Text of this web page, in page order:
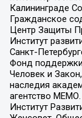
Калининграде
Гражданское
Центр Защиты
Институт
Санкт-
Фонд
Человек и
наследия
агентство
Институт